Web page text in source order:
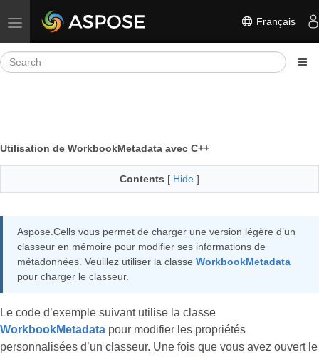
Toggle navigation Français
Utilisation de WorkbookMetadata avec C++
Contents [ Hide ]
Aspose.Cells vous permet de charger une version légère d’un
classeur en mémoire pour modifier ses informations de
métadonnées. Veuillez utiliser la classe WorkbookMetadata
pour charger le classeur.
Le code d’exemple suivant utilise la classe
WorkbookMetadata pour modifier les propriétés
personnalisées d’un classeur. Une fois que vous avez ouvert le